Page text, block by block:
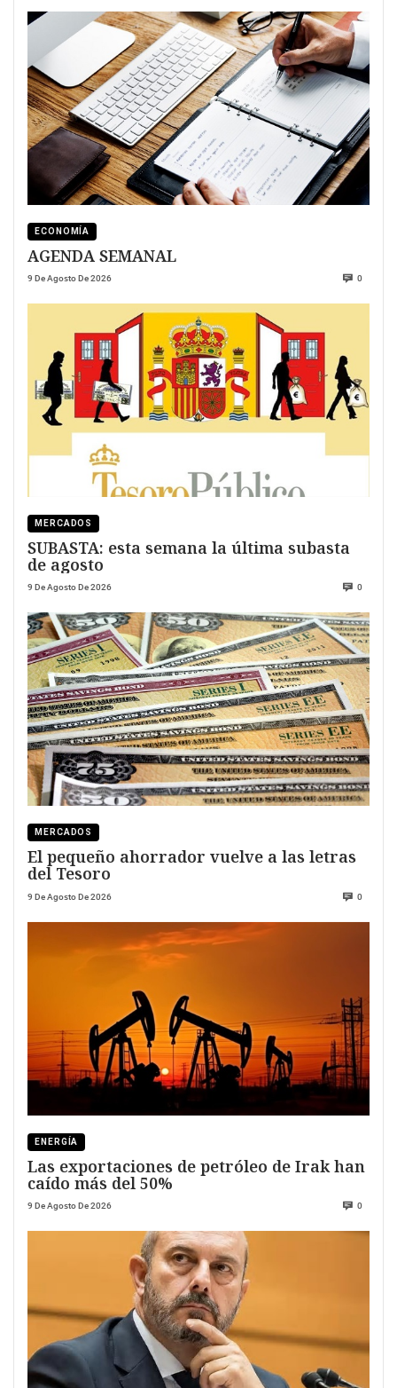
ECONOMÍA
AGENDA SEMANAL
9 De Agosto De 2026 0
MERCADOS
SUBASTA: esta semana la última subasta
de agosto
9 De Agosto De 2026 0
MERCADOS
El pequeño ahorrador vuelve a las letras
del Tesoro
9 De Agosto De 2026 0
ENERGÍA
Las exportaciones de petróleo de Irak han
caído más del 50%
9 De Agosto De 2026 0